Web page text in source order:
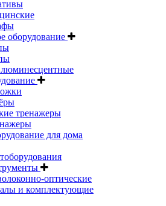
оборудование
тренажеры
для дома
оптические
и комплектующие